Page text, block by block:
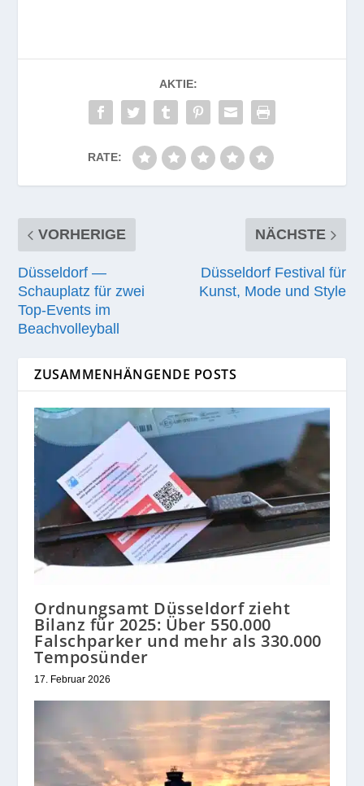
AKTIE:
RATE:
VORHERIGE
Düsseldorf —
Schauplatz für zwei
Top-Events im
Beachvolleyball
NÄCHSTE
Düsseldorf Festival für
Kunst, Mode und Style
ZUSAMMENHÄNGENDE POSTS
Ordnungsamt Düsseldorf zieht
Bilanz für 2025: Über 550.000
Falschparker und mehr als 330.000
Temposünder
17. Februar 2026